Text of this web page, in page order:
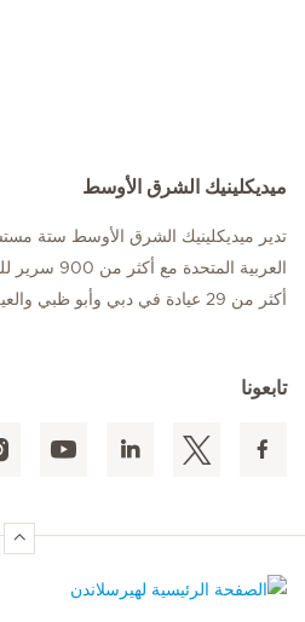
ميديكلينيك الشرق الأوسط
تدير ميديكلينيك الشرق الأوسط ستة
العربية
أكثر من 29 عيادة في دبي وأبو ظبي والعين ومنطقة الظفرة.
تابعونا